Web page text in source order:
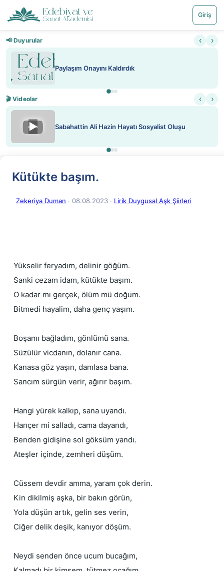
Giriş
📢 Duyurular ‹ ›
Paylaşım Onayını Kaldırdık
🎬 Videolar ‹ ›
▶ Sabahattin Ali Hazin Hayatı Sosyalist Oluşu
Kütükte başım.
Zekeriya Duman · 08.08.2023 · Lirik Duygusal Aşk Şiirleri
Yükselir feryadım, delinir göğüm.
Sanki cezam idam, kütükte başım.
O kadar mı gerçek, ölüm mü doğum.
Bitmedi hayalim, daha genç yaşım.
Boşamı bağladım, gönlümü sana.
Süzülür vicdanın, dolanır cana.
Kanasa göz yaşın, damlasa bana.
Sancım sürgün verir, ağırır başım.
Hangi yürek kalkıp, sana uyandı.
Hançer mi salladı, cama dayandı,
Benden gidişine sol göksüm yandı.
Ateşler içinde, zemheri düşüm.
Cüssem devdir amma, yaram çok derin.
Kin dikilmiş aşka, bir bakın görün,
Yola düşün artık, gelin ses verin,
Ciğer delik deşik, kanıyor döşüm.
Neydi senden önce ucum bucağım,